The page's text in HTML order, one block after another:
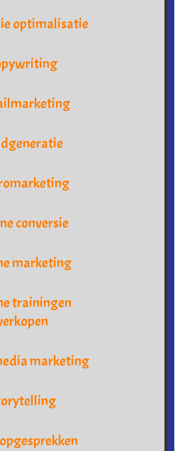
optimalisatie
conversie
marketing
trainingen
marketing